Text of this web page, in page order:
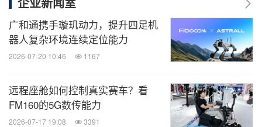
广和通携手璇玑动力，提升四足机
器人复杂环境连续定位能力
2026-07-20 10:46 1167
远程座舱如何控制真实赛车？看
FM160的5G数传能力
2026-07-17 19:08 3391